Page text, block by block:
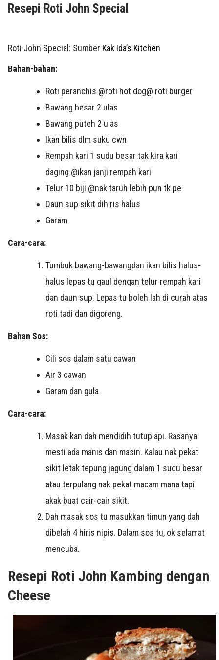
Resepi Roti John Special
Roti John Special: Sumber Kak Ida’s Kitchen
Bahan-bahan:
Roti peranchis @roti hot dog@ roti burger
Bawang besar 2 ulas
Bawang puteh 2 ulas
Ikan bilis dlm suku cwn
Rempah kari 1 sudu besar tak kira kari
daging @ikan janji rempah kari
Telur 10 biji @nak taruh lebih pun tk pe
Daun sup sikit dihiris halus
Garam
Cara-cara:
Tumbuk bawang-bawangdan ikan bilis halus-
halus lepas tu gaul dengan telur rempah kari
dan daun sup. Lepas tu boleh lah di curah atas
roti tadi dan digoreng.
Bahan Sos:
Cili sos dalam satu cawan
Air 3 cawan
Garam dan gula
Cara-cara:
Masak kan dah mendidih tutup api. Rasanya
mesti ada manis dan masin. Kalau nak pekat
sikit letak tepung jagung dalam 1 sudu besar
atau terpulang nak pekat macam mana tapi
akak buat cair-cair sikit.
Dah masak sos tu masukkan timun yang dah
dibelah 4 hiris nipis. Dalam sos tu, ok selamat
mencuba.
Resepi Roti John Kambing dengan
Cheese